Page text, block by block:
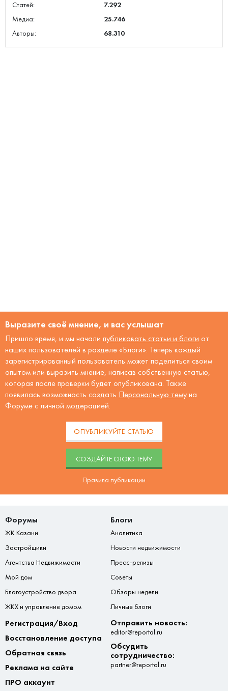
Статей:
7.292
Медиа:
25.746
Авторы:
68.310
Выразите своё мнение, и вас услышат
Пришло время, и мы начали публиковать статьи и блоги от
наших пользователей в разделе «Блоги». Теперь каждый
зарегистрированный пользователь может поделиться своим
опытом или выразить мнение, написав собственную статью,
которая после проверки будет опубликована. Также
появилась возможность создать Персональную тему на
Форуме с личной модерацией.
ОПУБЛИКУЙТЕ СТАТЬЮ
CОЗДАЙТЕ СВОЮ ТЕМУ
Правила публикации
Форумы
ЖК Казани
Застройщики
Агентства Недвижимости
Мой дом
Благоустройство двора
ЖКХ и управление домом
Блоги
Аналитика
Новости недвижимости
Пресс-релизы
Советы
Обзоры недели
Личные блоги
Регистрация/Вход
Восстановление доступа
Обратная связь
Реклама на сайте
ПРО аккаунт
Отправить новость:
editor@reportal.ru
Обсудить
сотрудничество:
partner@reportal.ru